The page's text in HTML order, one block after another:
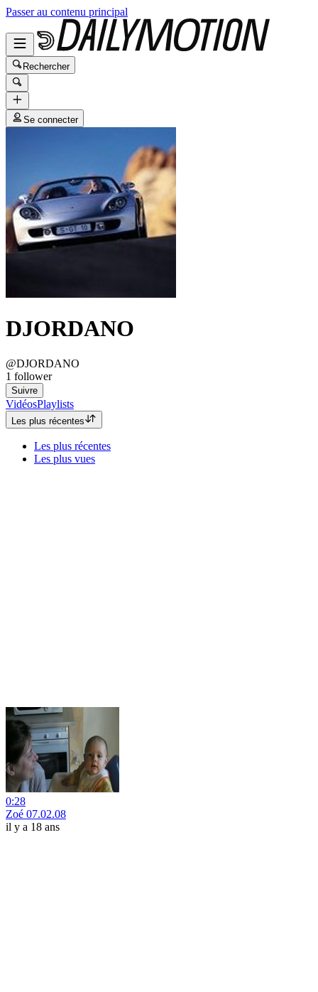
Passer au contenu principal
Rechercher
Se connecter
DJORDANO
@DJORDANO
1 follower
Suivre
VidéosPlaylists
Les plus récentes
Les plus récentes
Les plus vues
0:28
Zoé 07.02.08
il y a 18 ans